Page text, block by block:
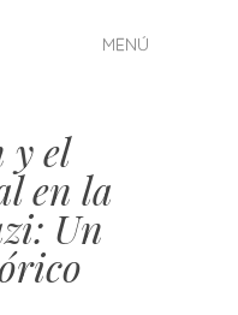
MENÚ
y el
en la
Un